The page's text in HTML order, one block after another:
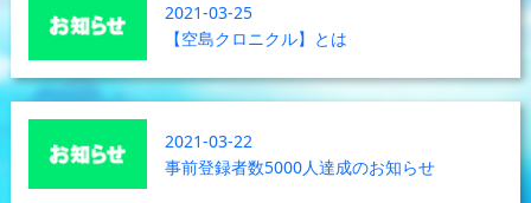
2021-03-25
【空島クロニクル】とは
2021-03-22
事前登録者数5000人達成のお知らせ